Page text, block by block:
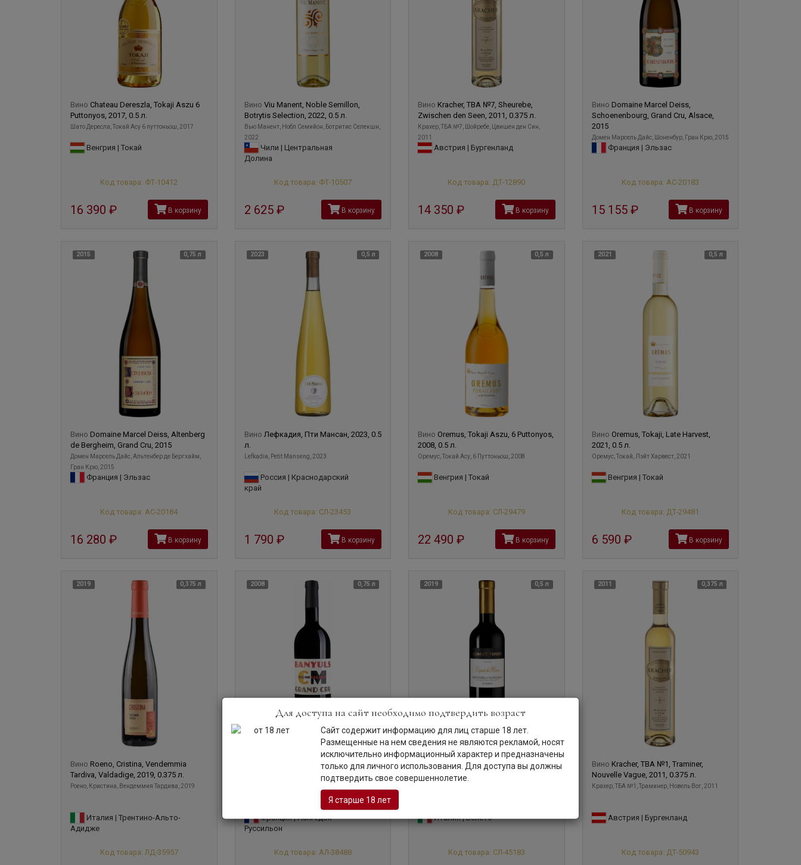
Вино Chateau Dereszla, Tokaji Aszu 6
Puttonyos, 2017, 0.5 л.
Шато Дересла, Токай Асу 6 путтоньош, 2017
Венгрия | Токай
Код товара: ФТ-10412
16 390 В корзину
Вино Viu Manent, Noble Semillon,
Botrytis Selection, 2022, 0.5 л.
Вью Манент, Нобл Семийон, Ботритис Селекшн,
2022
Чили | Центральная
Долина
Код товара: ФТ-10507
2 625 В корзину
Вино Kracher, TBA №7, Sheurebe,
Zwischen den Seen, 2011, 0.375 л.
Крахер, ТБА №7, Шойребе, Цвишен ден Син,
2011
Австрия | Бургенланд
Код товара: ДТ-12890
14 350 В корзину
Вино Domaine Marcel Deiss,
Schoenenbourg, Grand Cru, Alsace,
2015
Домен Марсель Дайс, Шоненбур, Гран Крю, 2015
Франция | Эльзас
Код товара: АС-20183
15 155 В корзину
2015 0,75 л
Вино Domaine Marcel Deiss, Altenberg
de Bergheim, Grand Cru, 2015
Домен Марсель Дайс, Альтенбер де Бергхайм,
Гран Крю, 2015
Франция | Эльзас
Код товара: АС-20184
16 280 В корзину
2023 0,5 л
Вино Лефкадия, Пти Мансан, 2023, 0.5
л.
Lefkadia, Petit Manseng, 2023
Россия | Краснодарский
край
Код товара: СЛ-23453
1 790 В корзину
2008 0,5 л
Вино Oremus, Tokaji Aszu, 6 Puttonyos,
2008, 0.5 л.
Оремус, Токай Асу, 6 Путтоньош, 2008
Венгрия | Токай
Код товара: СЛ-29479
22 490 В корзину
2021 0,5 л
Вино Oremus, Tokaji, Late Harvest,
2021, 0.5 л.
Оремус, Токай, Лэйт Харвест, 2021
Венгрия | Токай
Код товара: ДТ-29481
6 590 В корзину
2019 0,375 л
Вино Roeno, Cristina, Vendemmia
Tardiva, Valdadige, 2019, 0.375 л.
Роено, Кристина, Вендеммия Тардива, 2019
Италия | Трентино-Альто-
Адидже
Код товара: ЛД-35957
2008 0,75 л
Coume del Mas, Banyuls Grand
Франция | Лангедок-
Руссильон
Код товара: АЛ-38488
2019 0,5 л
ВиноDomini Veneti, Vigneti di Moron,
Recioto Della Valpolicella Classico,
Италия | Венето
Код товара: СЛ-45183
2011 0,375 л
Вино Kracher, TBA №1, Traminer,
Nouvelle Vague, 2011, 0.375 л.
Крахер, ТБА №1, Траминер, Новель Вог, 2011
Австрия | Бургенланд
Код товара: ДТ-50943
Для доступа на сайт необходимо подтвердить возраст
Сайт содержит информацию для лиц старше 18 лет.
Размещенные на нем сведения не являются рекламой, носят
исключительно информационный характер и предназначены
только для личного использования. Для доступа вы должны
подтвердить свое совершеннолетие.
Я старше 18 лет